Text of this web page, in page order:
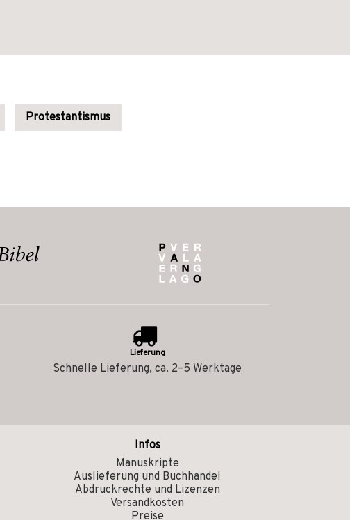
Protestantismus
Lieferung
Schnelle Lieferung, ca. 2–5 Werktage
Infos
Manuskripte
Auslieferung und Buchhandel
Abdruckrechte und Lizenzen
Versandkosten
Preise